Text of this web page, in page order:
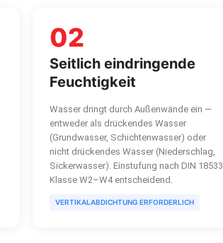
02
Seitlich eindringende
Feuchtigkeit
Wasser dringt durch Außenwände ein —
entweder als drückendes Wasser
(Grundwasser, Schichtenwasser) oder
nicht drückendes Wasser (Niederschlag,
Sickerwasser). Einstufung nach DIN 18533
Klasse W2–W4 entscheidend.
VERTIKALABDICHTUNG ERFORDERLICH